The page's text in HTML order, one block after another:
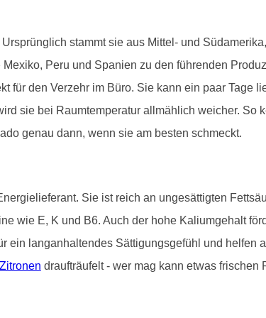
stammt sie aus Mittel- und
Peru und Spanien zu den führenden
für den Verzehr im Büro. Sie kann ein paar Tage
sie bei Raumtemperatur allmählich weicher. So
genau dann, wenn sie am besten schmeckt.
Sie ist reich an ungesättigten
wie E, K und B6. Auch der hohe Kaliumgehalt
ein langanhaltendes Sättigungsgefühl und helfen
Zitronen draufträufelt - wer mag kann etwas frischen